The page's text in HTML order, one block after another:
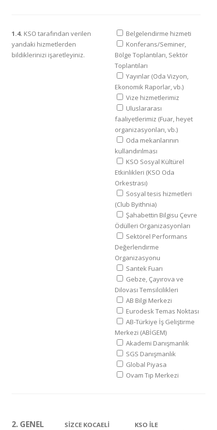
1.4. KSO tarafından verilen
yandaki hizmetlerden
bildiklerinizi işaretleyiniz.
Belgelendirme hizmeti
Konferans/Seminer,
Bölge Toplantıları, Sektör
Toplantıları
Yayınlar (Oda Vizyon,
Ekonomik Raporlar, vb.)
Vize hizmetlerimiz
Uluslararası
faaliyetlerimiz (Fuar, heyet
organizasyonları, vb.)
Oda mekanlarının
kullandırılması
KSO Sosyal Kültürel
Etkinlikleri (KSO Oda
Orkestrası)
Sosyal tesis hizmetleri
(Club Byithnia)
Şahabettin Bilgisu Çevre
Ödülleri Organizasyonları
Sektörel Performans
Değerlendirme
Organizasyonu
Santek Fuarı
Gebze, Çayırova ve
Dilovası Temsilcilikleri
AB Bilgi Merkezi
Eurodesk Temas Noktası
AB-Türkiye İş Geliştirme
Merkezi (ABİGEM)
Akademi Danışmanlık
SGS Danışmanlık
Global Piyasa
Ovam Tıp Merkezi
2. GENEL
SİZCE KOCAELİ
KSO İLE